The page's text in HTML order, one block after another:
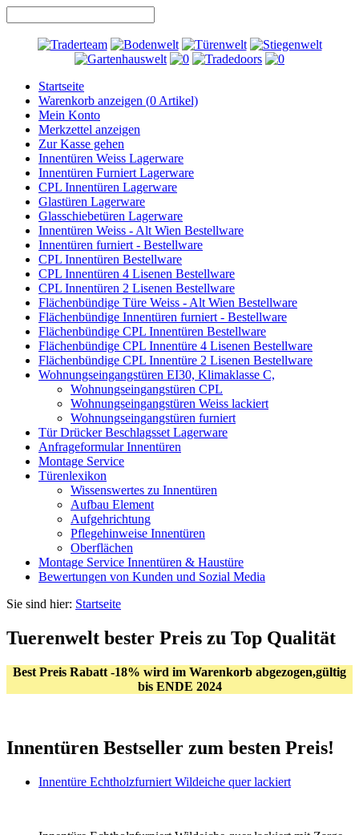
Startseite
Warenkorb anzeigen (0 Artikel)
Mein Konto
Merkzettel anzeigen
Zur Kasse gehen
Innentüren Weiss Lagerware
Innentüren Furniert Lagerware
CPL Innentüren Lagerware
Glastüren Lagerware
Glasschiebetüren Lagerware
Innentüren Weiss - Alt Wien Bestellware
Innentüren furniert - Bestellware
CPL Innentüren Bestellware
CPL Innentüren 4 Lisenen Bestellware
CPL Innentüren 2 Lisenen Bestellware
Flächenbündige Türe Weiss - Alt Wien Bestellware
Flächenbündige Innentüren furniert - Bestellware
Flächenbündige CPL Innentüren Bestellware
Flächenbündige CPL Innentüre 4 Lisenen Bestellware
Flächenbündige CPL Innentüre 2 Lisenen Bestellware
Wohnungseingangstüren EI30, Klimaklasse C,
Wohnungseingangstüren CPL
Wohnungseingangstüren Weiss lackiert
Wohnungseingangstüren furniert
Tür Drücker Beschlagsset Lagerware
Anfrageformular Innentüren
Montage Service
Türenlexikon
Wissenswertes zu Innentüren
Aufbau Element
Aufgehrichtung
Pflegehinweise Innentüren
Oberflächen
Montage Service Innentüren & Haustüre
Bewertungen von Kunden und Sozial Media
Sie sind hier: Startseite
Tuerenwelt bester Preis zu Top Qualität
Best Preis Rabatt -18% wird im Warenkorb abgezogen,gültig
bis ENDE 2024
Innentüren Bestseller zum besten Preis!
Innentüre Echtholzfurniert Wildeiche quer lackiert